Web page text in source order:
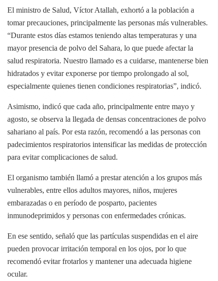
El ministro de Salud, Víctor Atallah, exhortó a la población a
tomar precauciones, principalmente las personas más vulnerables.
“Durante estos días estamos teniendo altas temperaturas y una
mayor presencia de polvo del Sahara, lo que puede afectar la
salud respiratoria. Nuestro llamado es a cuidarse, mantenerse bien
hidratados y evitar exponerse por tiempo prolongado al sol,
especialmente quienes tienen condiciones respiratorias”, indicó.
Asimismo, indicó que cada año, principalmente entre mayo y
agosto, se observa la llegada de densas concentraciones de polvo
sahariano al país. Por esta razón, recomendó a las personas con
padecimientos respiratorios intensificar las medidas de protección
para evitar complicaciones de salud.
El organismo también llamó a prestar atención a los grupos más
vulnerables, entre ellos adultos mayores, niños, mujeres
embarazadas o en período de posparto, pacientes
inmunodeprimidos y personas con enfermedades crónicas.
En ese sentido, señaló que las partículas suspendidas en el aire
pueden provocar irritación temporal en los ojos, por lo que
recomendó evitar frotarlos y mantener una adecuada higiene
ocular.